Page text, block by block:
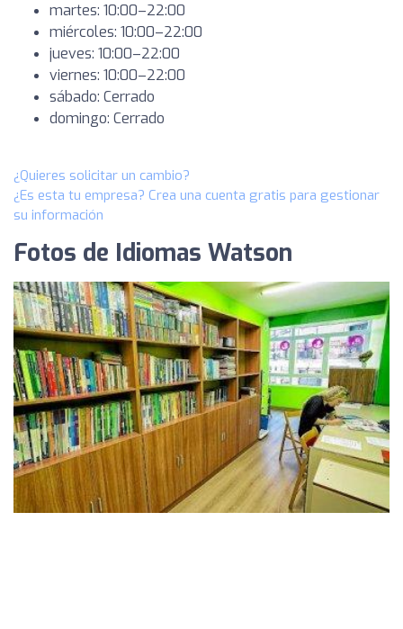
martes: 10:00–22:00
miércoles: 10:00–22:00
jueves: 10:00–22:00
viernes: 10:00–22:00
sábado: Cerrado
domingo: Cerrado
¿Quieres solicitar un cambio?
¿Es esta tu empresa? Crea una cuenta gratis para gestionar
su información
Fotos de Idiomas Watson